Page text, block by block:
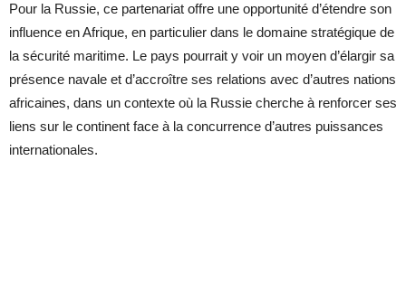
Pour la Russie, ce partenariat offre une opportunité d’étendre son
influence en Afrique, en particulier dans le domaine stratégique de
la sécurité maritime. Le pays pourrait y voir un moyen d’élargir sa
présence navale et d’accroître ses relations avec d’autres nations
africaines, dans un contexte où la Russie cherche à renforcer ses
liens sur le continent face à la concurrence d’autres puissances
internationales.